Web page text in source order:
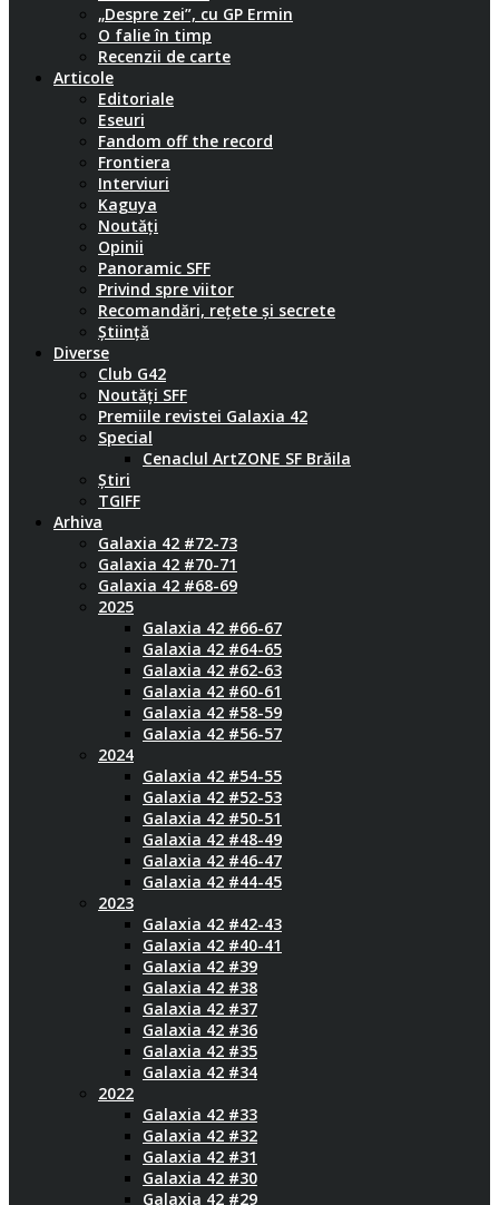
„Despre zei”, cu GP Ermin
O falie în timp
Recenzii de carte
Articole
Editoriale
Eseuri
Fandom off the record
Frontiera
Interviuri
Kaguya
Noutăți
Opinii
Panoramic SFF
Privind spre viitor
Recomandări, rețete și secrete
Știință
Diverse
Club G42
Noutăți SFF
Premiile revistei Galaxia 42
Special
Cenaclul ArtZONE SF Brăila
Știri
TGIFF
Arhiva
Galaxia 42 #72-73
Galaxia 42 #70-71
Galaxia 42 #68-69
2025
Galaxia 42 #66-67
Galaxia 42 #64-65
Galaxia 42 #62-63
Galaxia 42 #60-61
Galaxia 42 #58-59
Galaxia 42 #56-57
2024
Galaxia 42 #54-55
Galaxia 42 #52-53
Galaxia 42 #50-51
Galaxia 42 #48-49
Galaxia 42 #46-47
Galaxia 42 #44-45
2023
Galaxia 42 #42-43
Galaxia 42 #40-41
Galaxia 42 #39
Galaxia 42 #38
Galaxia 42 #37
Galaxia 42 #36
Galaxia 42 #35
Galaxia 42 #34
2022
Galaxia 42 #33
Galaxia 42 #32
Galaxia 42 #31
Galaxia 42 #30
Galaxia 42 #29